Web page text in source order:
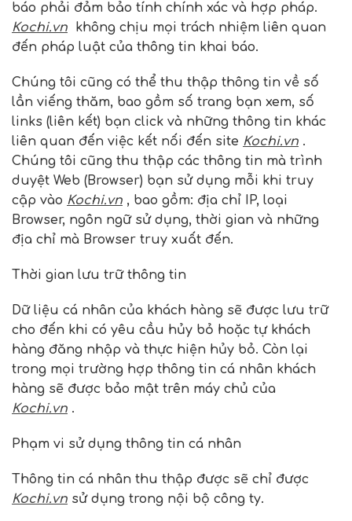
báo phải đảm bảo tính chính xác và hợp pháp.
Kochi.vn không chịu mọi trách nhiệm liên quan
đến pháp luật của thông tin khai báo.
Chúng tôi cũng có thể thu thập thông tin về số
lần viếng thăm, bao gồm số trang bạn xem, số
links (liên kết) bạn click và những thông tin khác
liên quan đến việc kết nối đến site Kochi.vn .
Chúng tôi cũng thu thập các thông tin mà trình
duyệt Web (Browser) bạn sử dụng mỗi khi truy
cập vào Kochi.vn , bao gồm: địa chỉ IP, loại
Browser, ngôn ngữ sử dụng, thời gian và những
địa chỉ mà Browser truy xuất đến.
Thời gian lưu trữ thông tin
Dữ liệu cá nhân của khách hàng sẽ được lưu trữ
cho đến khi có yêu cầu hủy bỏ hoặc tự khách
hàng đăng nhập và thực hiện hủy bỏ. Còn lại
trong mọi trường hợp thông tin cá nhân khách
hàng sẽ được bảo mật trên máy chủ của
Kochi.vn .
Phạm vi sử dụng thông tin cá nhân
Thông tin cá nhân thu thập được sẽ chỉ được
Kochi.vn sử dụng trong nội bộ công ty.